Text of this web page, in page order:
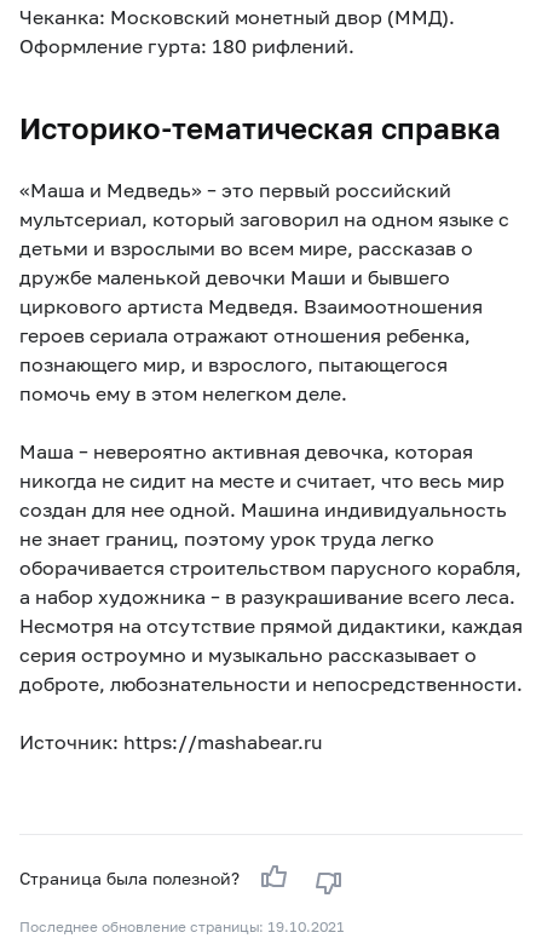
Чеканка: Московский монетный двор (ММД).
Оформление гурта: 180 рифлений.
Историко-тематическая справка
«Маша и Медведь» – это первый российский
мультсериал, который заговорил на одном языке с
детьми и взрослыми во всем мире, рассказав о
дружбе маленькой девочки Маши и бывшего
циркового артиста Медведя. Взаимоотношения
героев сериала отражают отношения ребенка,
познающего мир, и взрослого, пытающегося
помочь ему в этом нелегком деле.
Маша – невероятно активная девочка, которая
никогда не сидит на месте и считает, что весь мир
создан для нее одной. Машина индивидуальность
не знает границ, поэтому урок труда легко
оборачивается строительством парусного корабля,
а набор художника – в разукрашивание всего леса.
Несмотря на отсутствие прямой дидактики, каждая
серия остроумно и музыкально рассказывает о
доброте, любознательности и непосредственности.
Источник: https://mashabear.ru
Страница была полезной?
Последнее обновление страницы: 19.10.2021